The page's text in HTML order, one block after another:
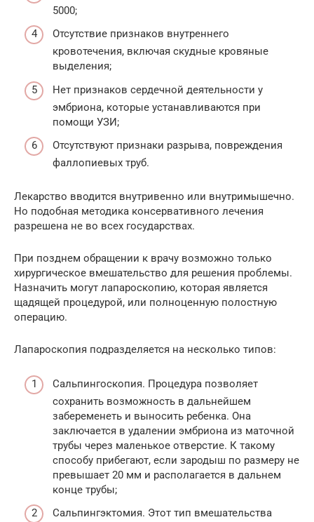
5000;
Отсутствие признаков внутреннего
кровотечения, включая скудные кровяные
выделения;
Нет признаков сердечной деятельности у
эмбриона, которые устанавливаются при
помощи УЗИ;
Отсутствуют признаки разрыва, повреждения
фаллопиевых труб.
Лекарство вводится внутривенно или внутримышечно.
Но подобная методика консервативного лечения
разрешена не во всех государствах.
При позднем обращении к врачу возможно только
хирургическое вмешательство для решения проблемы.
Назначить могут лапароскопию, которая является
щадящей процедурой, или полноценную полостную
операцию.
Лапароскопия подразделяется на несколько типов:
Сальпингоскопия. Процедура позволяет
сохранить возможность в дальнейшем
забеременеть и выносить ребенка. Она
заключается в удалении эмбриона из маточной
трубы через маленькое отверстие. К такому
способу прибегают, если зародыш по размеру не
превышает 20 мм и располагается в дальнем
конце трубы;
Сальпингэктомия. Этот тип вмешательства